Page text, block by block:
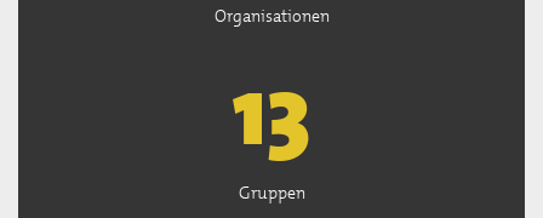
Organisationen
13
Gruppen